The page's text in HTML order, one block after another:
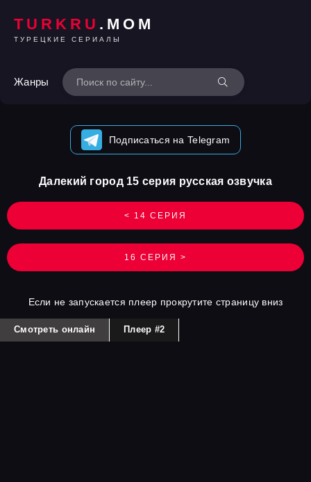
TURKRU .MOM
ТУРЕЦКИЕ СЕРИАЛЫ
Жанры
Подписаться на Telegram
< 14 СЕРИЯ
Далекий город 15 серия русская озвучка
16 СЕРИЯ >
Если не запускается плеер прокрутите страницу вниз
Смотреть онлайн Плеер #2